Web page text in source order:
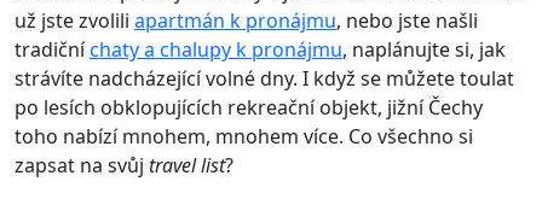
už jste zvolili apartmán k pronájmu, nebo jste našli
tradičníchaty a chalupy k pronájmu, naplánujte si, jak
strávíte nadcházející volné dny. I když se můžete toulat
po lesích obklopujících rekreační objekt, jižní Čechy
toho nabízí mnohem, mnohem více. Co všechno si
zapsat na svůj travel list?